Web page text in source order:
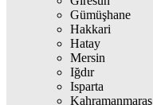
Gümüşhane
Hakkari
Hatay
Mersin
Iğdır
Isparta
Kahramanmaraş